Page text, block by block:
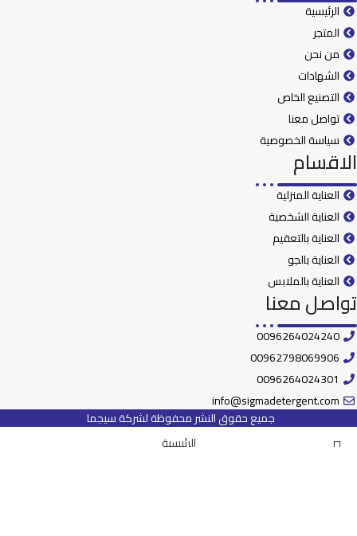
الرئيسية
المتجر
من نحن
الشهادات
التصنيع الخاص
تواصل معنا
سياسة الخصوصية
الاقسام
العناية المنزلية
العناية الشخصية
العناية بالتعقيم
العناية بالجو
العناية بالملابس
تواصل معنا
0096264024240
00962798069906
0096264024301
info@sigmadetergent.com
جميع حقوق النشر محفوظة لشركة سيجما
الرئيسية